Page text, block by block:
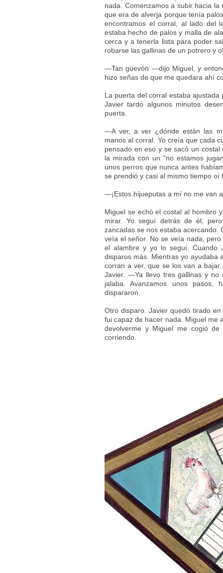
nada. Comenzamos a subir hacia
que era de alverja porque tenía
encontramos el corral, al lado del
estaba hecho de palos y malla de
cerca y a tenerla lista para poder
robarse las gallinas de un potrero y
—Tan güevón —dijo Miguel, y
hizo señas de que me quedara ahí
La puerta del corral estaba
Javier tardó algunos minutos
puerta.
—A ver, a ver ¿dónde están las
manos al corral. Yo creía que cada
pensado en eso y se sacó un
la mirada con un “no estamos
unos perros que nunca antes
se prendió y casi al mismo tiempo oí
—¡Estos hijueputas a mí no me van
Miguel se echó el costal al hombro
mirar. Yo seguí detrás de él,
zancadas se nos estaba acercando.
veía el señor. No se veía nada,
el alambre y yo lo seguí. Cuando
disparos más. Mientras yo
corran a ver, que se los van a
Javier. —Ya llevo tres gallinas y no
jalaba. Avanzamos unos
dispararon.
Otro disparo. Javier quedó tirado
fui capaz de hacer nada. Miguel me
devolverme y Miguel me cogió
corriendo.